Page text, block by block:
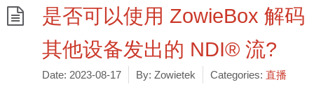
是否可以使用 ZowieBox 解码
其他设备发出的 NDI® 流?
Date: 2023-08-17 By: Zowietek Categories: 直播